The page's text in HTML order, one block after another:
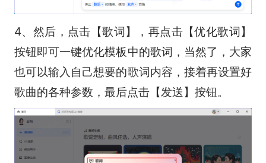
4、然后，点击【歌词】，再点击【优化歌词】
按钮即可一键优化模板中的歌词，当然了，大家
也可以输入自己想要的歌词内容，接着再设置好
歌曲的各种参数，最后点击【发送】按钮。